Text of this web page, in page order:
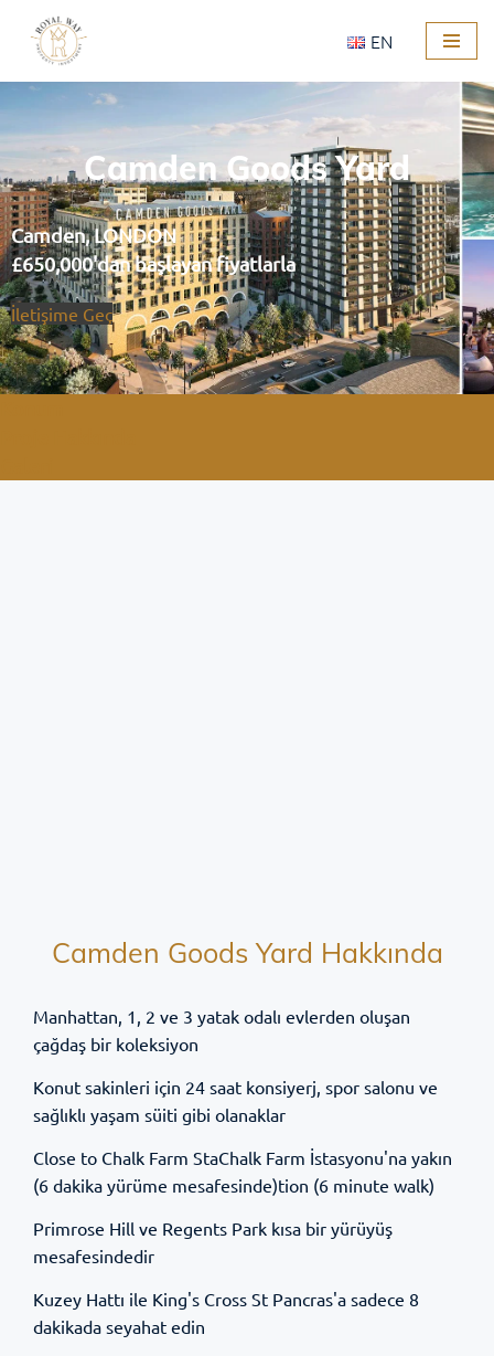
İçeriğe
geç
EN
Camden Goods Yard
Camden, LONDON
£650,000'dan başlayan fiyatlarla
İletişime Geç
Camden Goods Yard​ Hakkında
Manhattan, 1, 2 ve 3 yatak odalı evlerden oluşan
çağdaş bir koleksiyon
Konut sakinleri için 24 saat konsiyerj, spor salonu ve
sağlıklı yaşam süiti gibi olanaklar
Close to Chalk Farm StaChalk Farm İstasyonu'na yakın
(6 dakika yürüme mesafesinde)tion (6 minute walk)
Primrose Hill ve Regents Park kısa bir yürüyüş
mesafesindedir
Kuzey Hattı ile King's Cross St Pancras'a sadece 8
dakikada seyahat edin